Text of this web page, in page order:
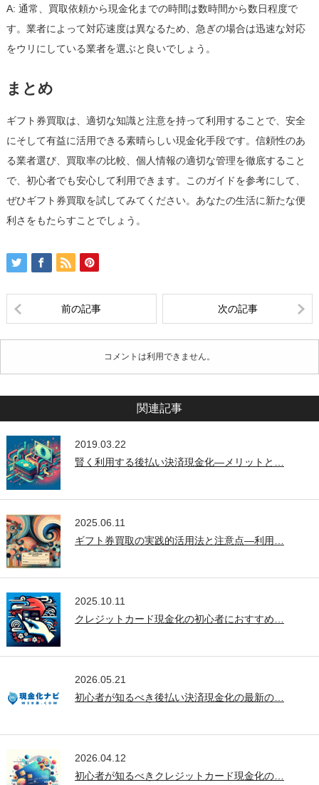
A: 通常、買取依頼から現金化までの時間は数時間から数日程度で
す。業者によって対応速度は異なるため、急ぎの場合は迅速な対応
をウリにしている業者を選ぶと良いでしょう。
まとめ
ギフト券買取は、適切な知識と注意を持って利用することで、安全
にそして有益に活用できる素晴らしい現金化手段です。信頼性のあ
る業者選び、買取率の比較、個人情報の適切な管理を徹底すること
で、初心者でも安心して利用できます。このガイドを参考にして、
ぜひギフト券買取を試してみてください。あなたの生活に新たな便
利さをもたらすことでしょう。
前の記事 次の記事
コメントは利用できません。
関連記事
2019.03.22
賢く利用する後払い決済現金化—メリットと…
2025.06.11
ギフト券買取の実践的活用法と注意点—利用…
2025.10.11
クレジットカード現金化の初心者におすすめ…
2026.05.21
初心者が知るべき後払い決済現金化の最新の…
2026.04.12
初心者が知るべきクレジットカード現金化の…